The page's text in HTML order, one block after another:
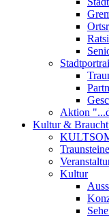
Aktion
Kultur &
Kultur